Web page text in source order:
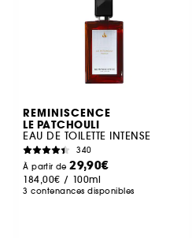
REMINISCENCE
LE PATCHOULI
EAU DE TOILETTE INTENSE
340
À partir de29,90€
184,00€ / 100ml
3 contenances disponibles